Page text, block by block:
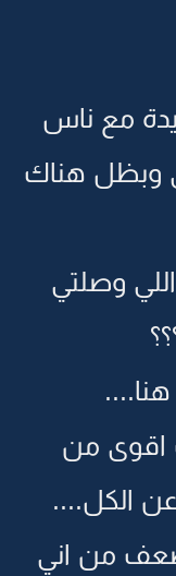
مع ناس
وبظل هناك
وصلتي
اقوى من
عن الكل....
من اني